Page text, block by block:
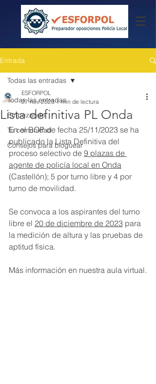
Entrada
Todas las entradas
Empezando
Tu comunidad
Consejos para bloguear
Todas las entradas
Lista definitiva PL Onda
ESFORPOL
27 nov 2023 1 min de lectura
En el BOP de fecha 25/11/2023 se ha
publicado la Lista Definitiva del
proceso selectivo de 9 plazas de
agente de policía local en Onda
(Castellón); 5 por turno libre y 4 por
turno de movilidad.
Se convoca a los aspirantes del turno
libre el 20 de diciembre de 2023 para
la medición de altura y las pruebas de
aptitud física.
Más información en nuestra aula virtual.